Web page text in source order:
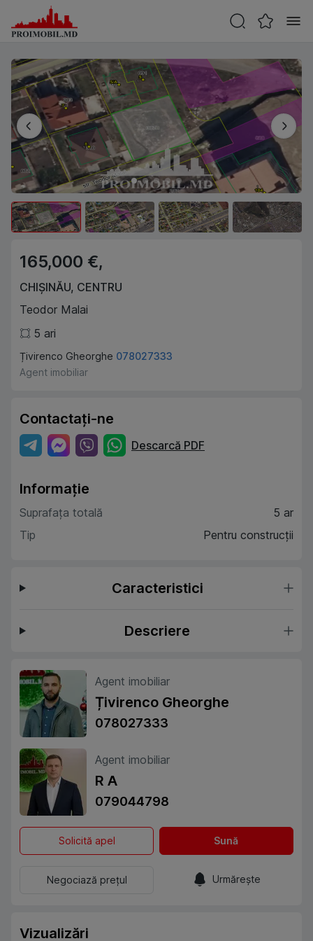
165,000 €,
CHIȘINĂU, CENTRU
Teodor Malai
5 ari
Țivirenco Gheorghe 078027333
Agent imobiliar
Contactați-ne
Descarcă PDF
Informație
Suprafața totală
5 ar
Tip
Pentru construcții
Caracteristici
Descriere
Agent imobiliar
Țivirenco Gheorghe
078027333
Agent imobiliar
R A
079044798
Solicită apel Sună
Negociază prețul Urmărește
Vizualizări